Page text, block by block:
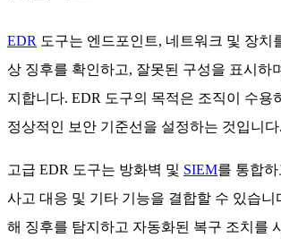
EDR 도구는 엔드포인트, 네트워크 및 장치
상 징후를 확인하고, 잘못된 구성을 표시하
지합니다. EDR 도구의 목적은 조직이 수용
정상적인 보안 기준선을 설정하는 것입니다.
고급 EDR 도구는 방화벽 및 SIEM를 통합
사고 대응 및 기타 기능을 결합할 수 있습니
해 징후를 탐지하고 자동화된 복구 조치를